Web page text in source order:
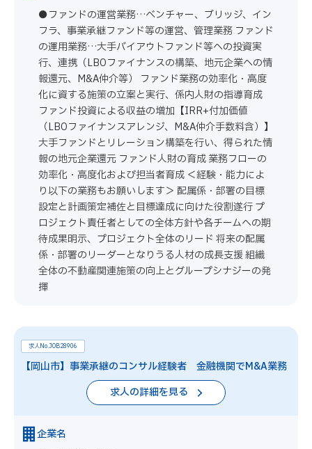
●ファンドの運営業務…ベンチャー、ブリッジ、イン
フラ、事業承継ファンド等の運営、管理業務 ファンド
の運用業務…大手バイアウトファンド等への投資実
行、連携（LBOファイナンスの構築、地元企業への情
報還元、M&A仲介等） ファンド業務の効率化・高度
化に資する施策の立案と実行、係内人財の指導育成
ファンド投資による収益の増加【IRR+付加価値
（LBOファイナンスアレンジ、M&A仲介手数料含）】
大手ファンドとリレーション構築を行い、得られた情
報の地元企業還元 ファンド人財の育成 業務フローの
効率化・高度化および担当者育成 ＜経験・能力によ
り以下の業務もお願いします＞ 配属係・部署の目標
設定と計画策定補佐と目標達成に向けた役割遂行 プ
ロジェクト責任者としての全体方針や各チームへの期
待成果明示、プロジェクト全体のリード 将来の配属
係・部署のリーダーとなりうる人材の成長支援 組織
全体の不動産関連施策の向上とグループシナジーの発
揮
求人No.JOB28906
【岡山市】事業承継のコンサル経験者 金融機関でM&A業務
求人の詳細を見る
企業名